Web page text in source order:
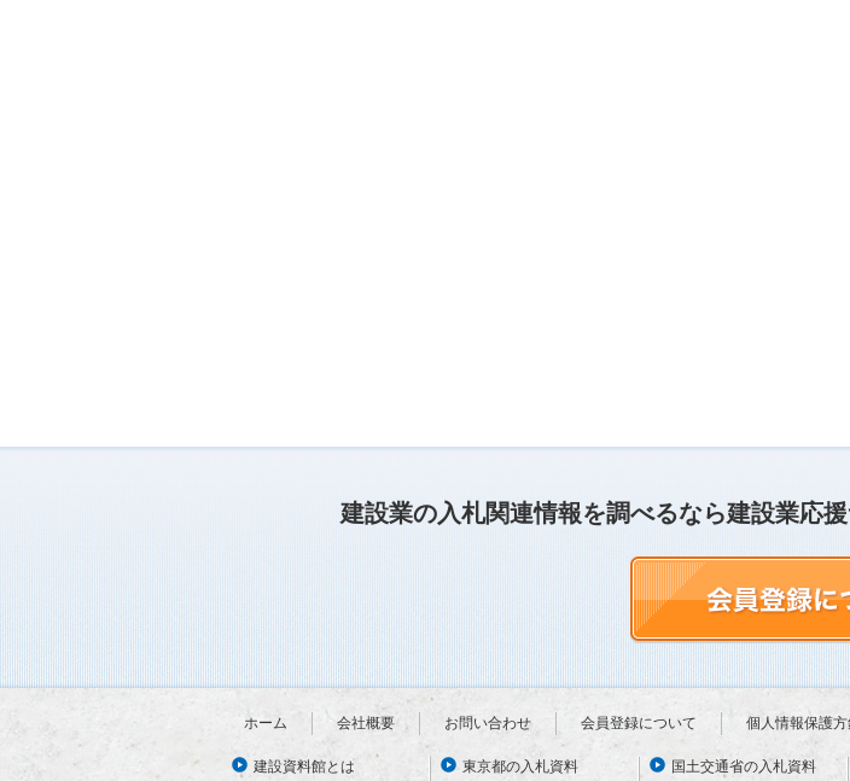
建設業の入札関連情報を調べるなら建設業応援
ホーム 会社概要 お問い合わせ 会員登録について 個人情報保護
建設資料館とは 東京都の入札資料 国土交通省の入札資料